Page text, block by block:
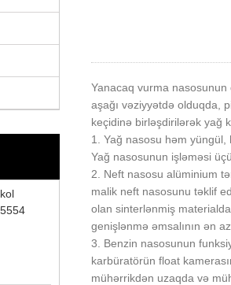
Yanacaq vurma nasosunun
aşağı vəziyyətdə olduqda,
keçidinə birləşdirilərək yağ
1. Yağ nasosu həm yüngül,
Yağ nasosunun işləməsi
2. Neft nasosu alüminium
malik neft nasosunu təklif
olan sinterlənmiş
genişlənmə əmsalının ən
3. Benzin nasosunun
karbüratörün float
mühərrikdən uzaqda və